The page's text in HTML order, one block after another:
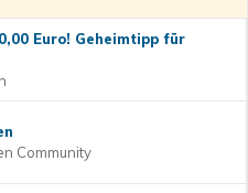
Euro! Geheimtipp für
Community